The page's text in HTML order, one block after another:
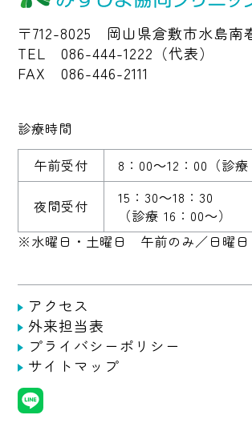
〒712-8025 岡山県倉敷市水島南
TEL 086-444-1222（代表）
FAX 086-446-2111
診療時間
午前受付
8：00～12：00 （診
夜間受付
15：30～18：30
（診療 16：00～）
※水曜日・土曜日 午前のみ／日曜日
アクセス
外来担当表
プライバシーポリシー
サイトマップ